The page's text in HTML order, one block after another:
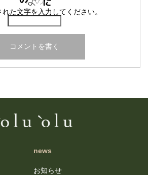
れた文字を入力してください。
news
お知らせ